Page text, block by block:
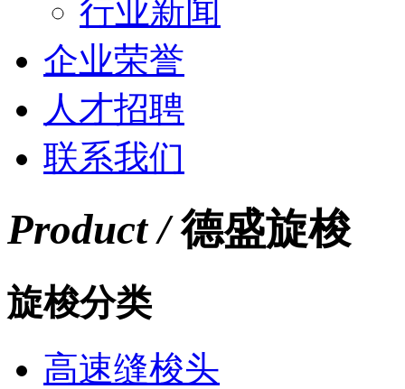
行业新闻
企业荣誉
人才招聘
联系我们
Product /德盛旋梭
旋梭分类
高速缝梭头